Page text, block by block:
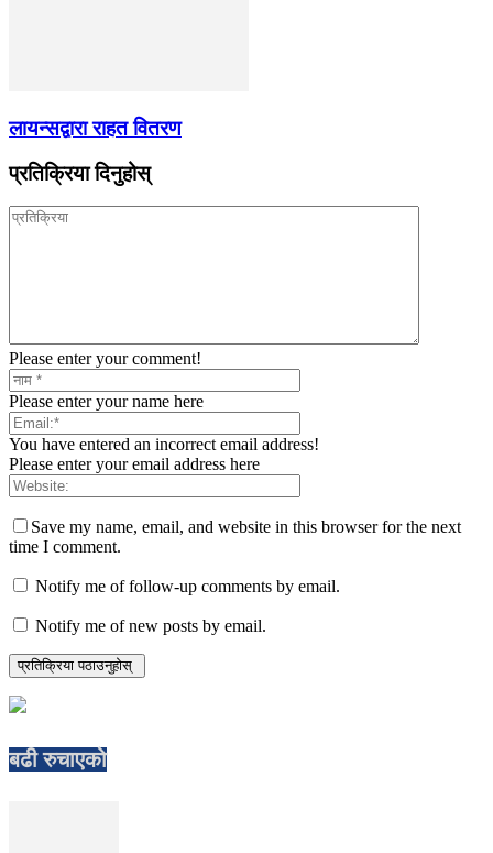
लायन्सद्वारा राहत वितरण
प्रतिक्रिया दिनुहोस्
Please enter your comment!
Please enter your name here
You have entered an incorrect email address!
Please enter your email address here
Save my name, email, and website in this browser for the next
time I comment.
Notify me of follow-up comments by email.
Notify me of new posts by email.
बढी रुचाएको